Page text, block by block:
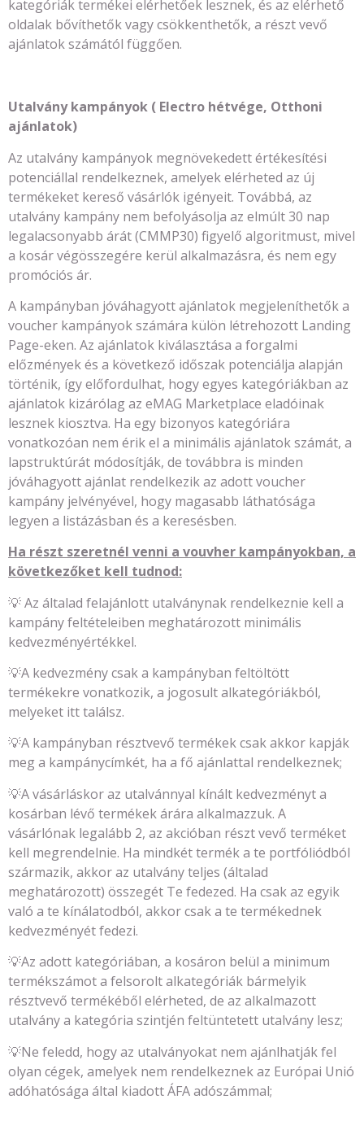
kategóriák termékei elérhetőek lesznek, és az elérhető
oldalak bővíthetők vagy csökkenthetők, a részt vevő
ajánlatok számától függően.
Utalvány kampányok ( Electro hétvége, Otthoni
ajánlatok)
Az utalvány kampányok megnövekedett értékesítési
potenciállal rendelkeznek, amelyek elérheted az új
termékeket kereső vásárlók igényeit. Továbbá, az
utalvány kampány nem befolyásolja az elmúlt 30 nap
legalacsonyabb árát (CMMP30) figyelő algoritmust, mivel
a kosár végösszegére kerül alkalmazásra, és nem egy
promóciós ár.
A kampányban jóváhagyott ajánlatok megjeleníthetők a
voucher kampányok számára külön létrehozott Landing
Page-eken. Az ajánlatok kiválasztása a forgalmi
előzmények és a következő időszak potenciálja alapján
történik, így előfordulhat, hogy egyes kategóriákban az
ajánlatok kizárólag az eMAG Marketplace eladóinak
lesznek kiosztva. Ha egy bizonyos kategóriára
vonatkozóan nem érik el a minimális ajánlatok számát, a
lapstruktúrát módosítják, de továbbra is minden
jóváhagyott ajánlat rendelkezik az adott voucher
kampány jelvényével, hogy magasabb láthatósága
legyen a listázásban és a keresésben.
Ha részt szeretnél venni a vouvher kampányokban, a
következőket kell tudnod:
💡 Az általad felajánlott utalványnak rendelkeznie kell a
kampány feltételeiben meghatározott minimális
kedvezményértékkel.
💡A kedvezmény csak a kampányban feltöltött
termékekre vonatkozik, a jogosult alkategóriákból,
melyeket itt találsz.
💡A kampányban résztvevő termékek csak akkor kapják
meg a kampánycímkét, ha a fő ajánlattal rendelkeznek;
💡A vásárláskor az utalvánnyal kínált kedvezményt a
kosárban lévő termékek árára alkalmazzuk. A
vásárlónak legalább 2, az akcióban részt vevő terméket
kell megrendelnie. Ha mindkét termék a te portfóliódból
származik, akkor az utalvány teljes (általad
meghatározott) összegét Te fedezed. Ha csak az egyik
való a te kínálatodból, akkor csak a te termékednek
kedvezményét fedezi.
💡Az adott kategóriában, a kosáron belül a minimum
termékszámot a felsorolt alkategóriák bármelyik
résztvevő termékéből elérheted, de az alkalmazott
utalvány a kategória szintjén feltüntetett utalvány lesz;
💡Ne feledd, hogy az utalványokat nem ajánlhatják fel
olyan cégek, amelyek nem rendelkeznek az Európai Unió
adóhatósága által kiadott ÁFA adószámmal;